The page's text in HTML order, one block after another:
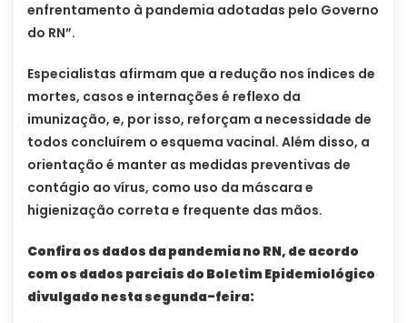
enfrentamento à pandemia adotadas pelo Governo
do RN”.
Especialistas afirmam que a redução nos índices de
mortes, casos e internações é reflexo da
imunização, e, por isso, reforçam a necessidade de
todos concluírem o esquema vacinal. Além disso, a
orientação é manter as medidas preventivas de
contágio ao vírus, como uso da máscara e
higienização correta e frequente das mãos.
Confira os dados da pandemia no RN, de acordo
com os dados parciais do Boletim Epidemiológico
divulgado nesta segunda-feira: